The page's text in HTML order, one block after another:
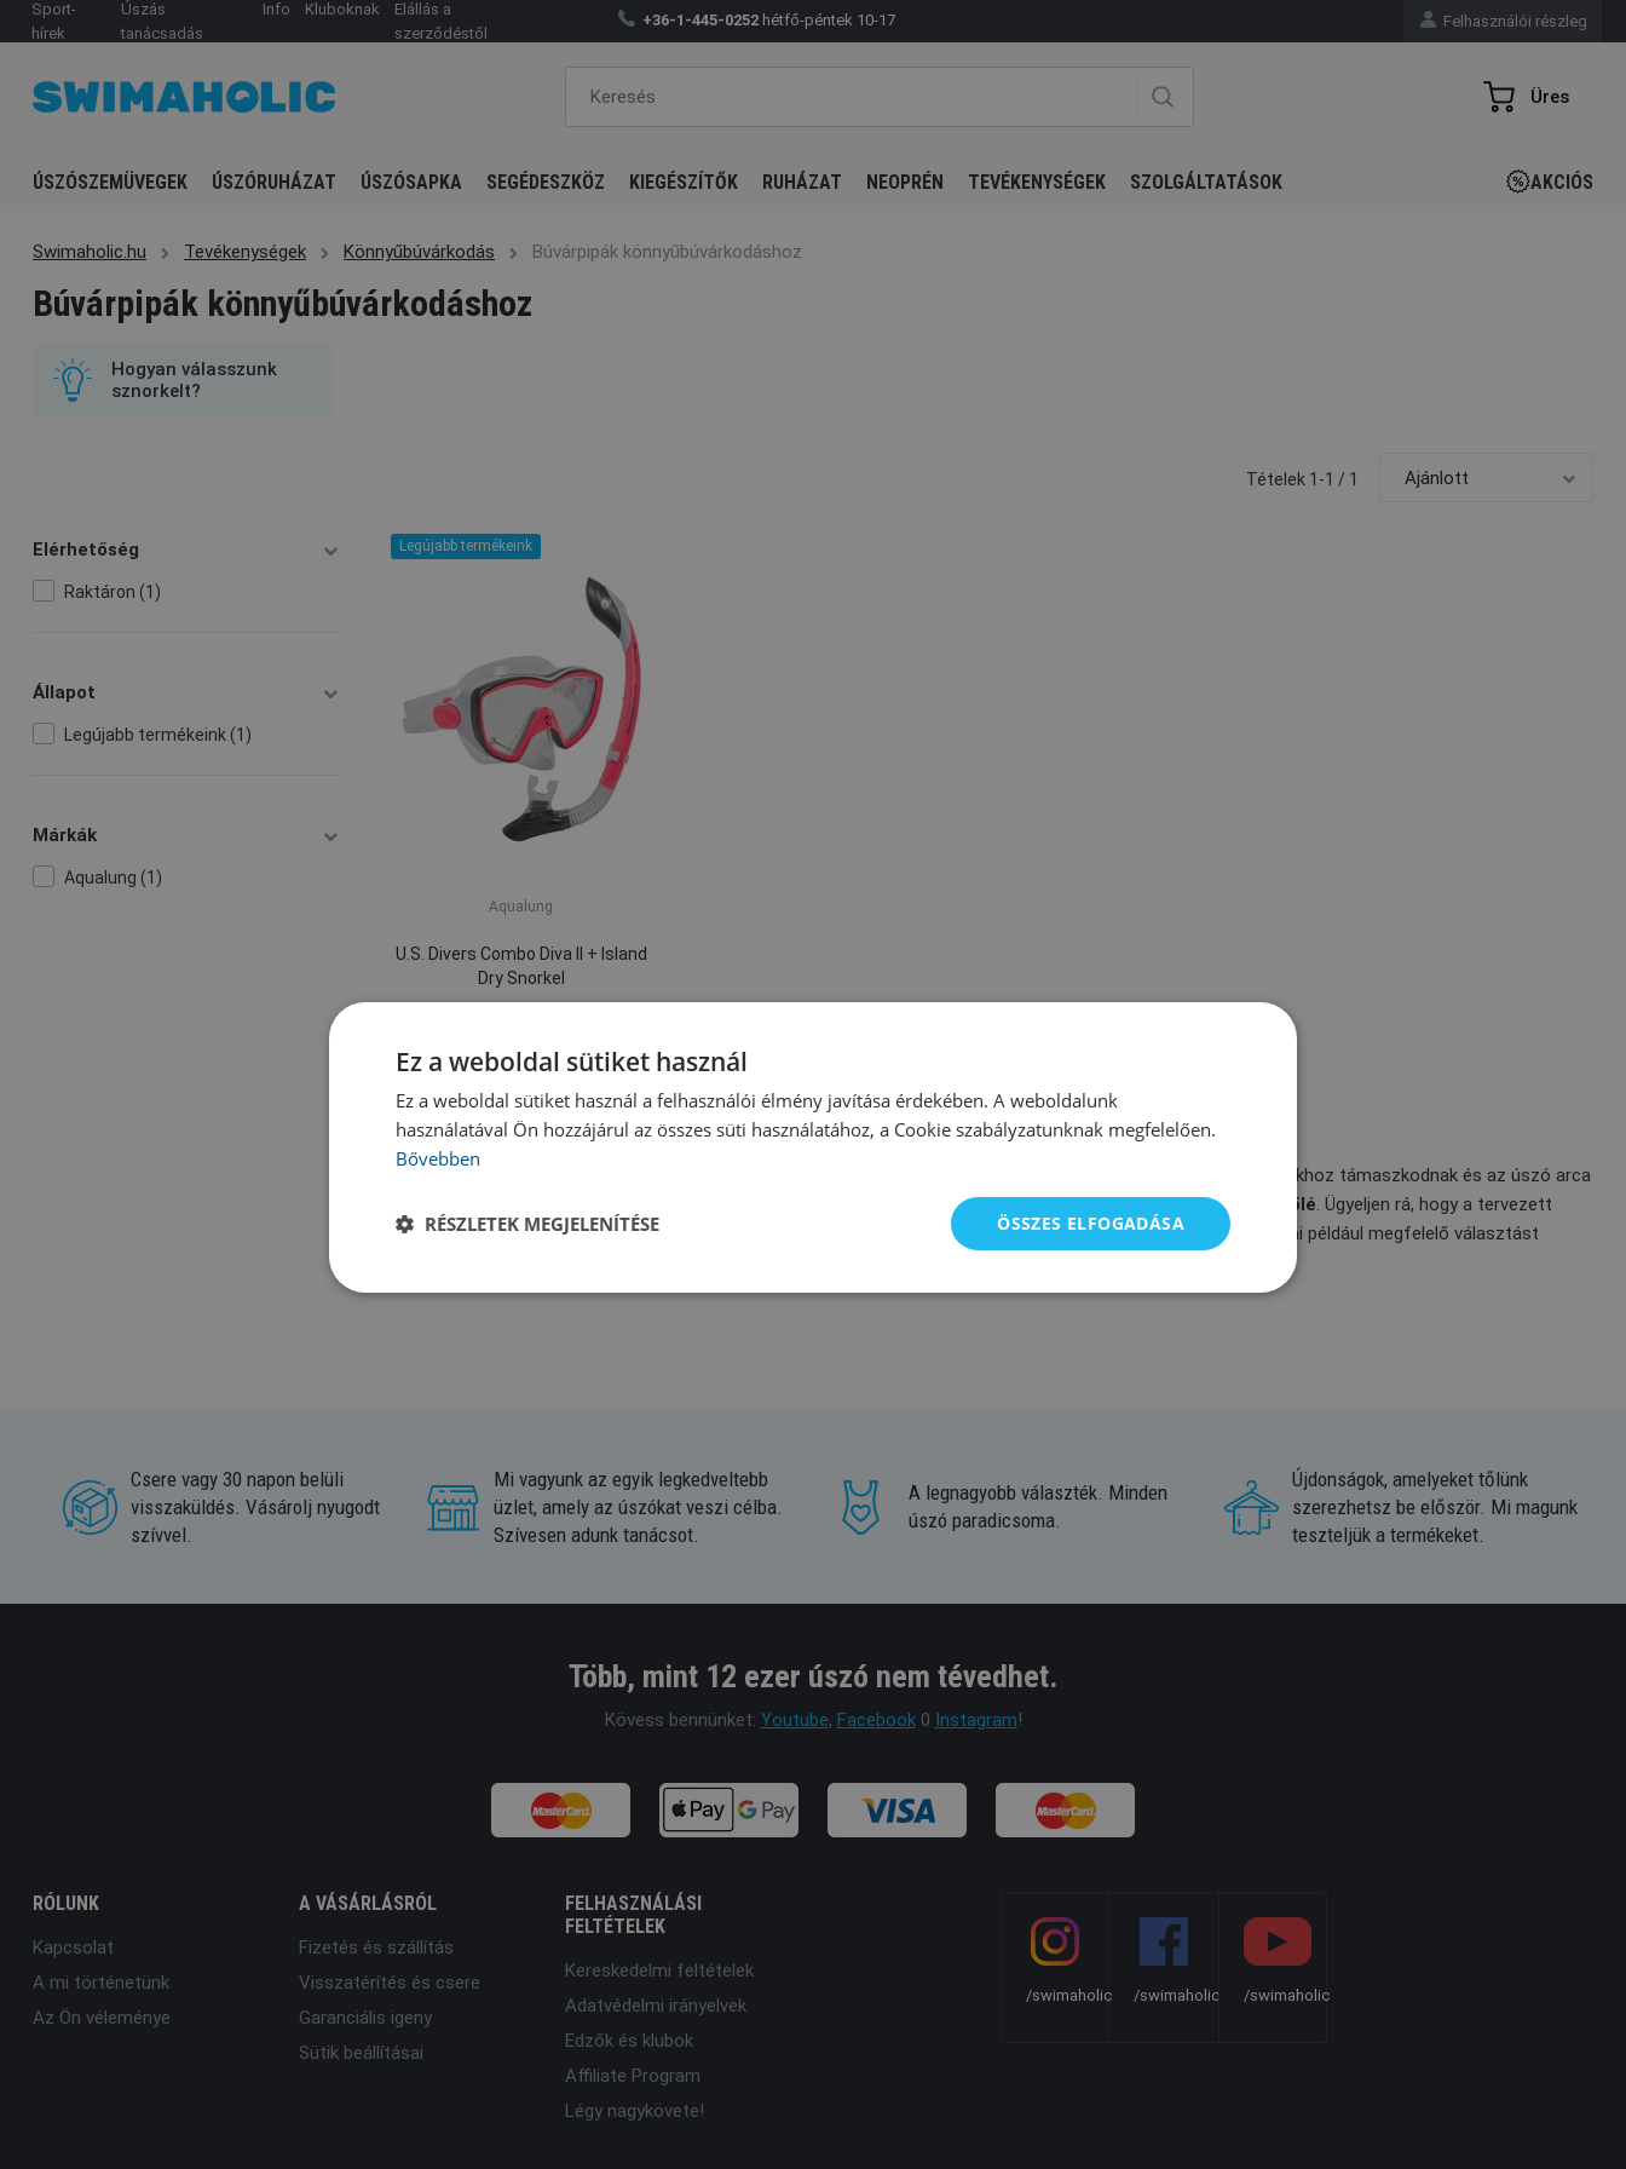
Sport-
hírek
Úszás
tanácsadás
Info Kluboknak
Elállás a
szerződéstől
+36-1-445-0252 hétfő-péntek 10-17 Felhasználói részleg
Üres
ÚSZÓSZEMÜVEGEK ÚSZÓRUHÁZAT ÚSZÓSAPKA SEGÉDESZKÖZ KIEGÉSZÍTŐK RUHÁZAT NEOPRÉN TEVÉKENYSÉGEK SZOLGÁLTATÁSOK AKCIÓS
Swimaholic.hu Tevékenységek Könnyűbúvárkodás Búvárpipák könnyűbúvárkodáshoz
Búvárpipák könnyűbúvárkodáshoz
Hogyan válasszunk
sznorkelt?
Elérhetőség
Raktáron (1)
Állapot
Legújabb termékeink (1)
Márkák
Aqualung (1)
Tételek 1-1 / 1
Legújabb termékeink
Aqualung
U.S. Divers Combo Diva II + Island
Dry Snorkel
Búvárpipák könnyűbúvárkodáshoz
az úszáshoz használt búvárpipáktól. Az utóbbiak a homlokhoz támaszkodnak és az úszó arca
míg a snorkeling pipát az úszómaszkhoz kell rögzíteni és a fej mellett nyúlik a víz fölé. Ügyeljen rá, hogy a tervezett
használatnak megfelelő búvárpipát válasszon. A Aqua Sphere teljesen szilikonból készült professzionális búvárpipái például megfelelő választást
Csere vagy 30 napon belüli
visszaküldés. Vásárolj nyugodt
szívvel.
Mi vagyunk az egyik legkedveltebb
üzlet, amely az úszókat veszi célba.
Szívesen adunk tanácsot.
A legnagyobb választék. Minden
úszó paradicsoma.
Újdonságok, amelyeket tőlünk
szerezhetsz be először. Mi magunk
teszteljük a termékeket.
Több, mint 12 ezer úszó nem tévedhet.
Kövess bennünket: Youtube, Facebook0 Instagram!
RÓLUNK
Kapcsolat
A mi történetünk
Az Ön véleménye
A VÁSÁRLÁSRÓL
Fizetés és szállítás
Visszatérítés és csere
Garanciális igeny
Sütik beállításai
FELHASZNÁLÁSI
FELTÉTELEK
Kereskedelmi feltételek
Adatvédelmi irányelvek
Edzők és klubok
Affiliate Program
Légy nagykövete!
/swimaholic /swimaholic /swimaholic
Ez a weboldal sütiket használ
Ez a weboldal sütiket használ a felhasználói élmény javítása érdekében. A weboldalunk
használatával Ön hozzájárul az összes süti használatához, a Cookie szabályzatunknak megfelelően.
Bővebben
ÖSSZES ELFOGADÁSA
RÉSZLETEK MEGJELENÍTÉSE